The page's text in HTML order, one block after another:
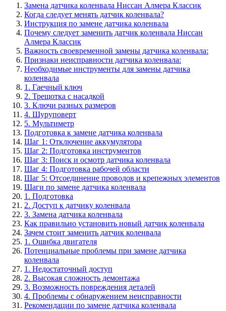
Замена датчика коленвала Ниссан Алмера Классик
Когда следует менять датчик коленвала?
Инструкция по замене датчика коленвала
Почему следует заменить датчик коленвала Ниссан
Алмера Классик
Важность своевременной замены датчика коленвала:
Признаки неисправности датчика коленвала:
Необходимые инструменты для замены датчика
коленвала
1. Гаечный ключ
2. Трещотка с насадкой
3. Ключи разных размеров
4. Шуруповерт
5. Мультиметр
Подготовка к замене датчика коленвала
Шаг 1: Отключение аккумулятора
Шаг 2: Подготовка инструментов
Шаг 3: Поиск и осмотр датчика коленвала
Шаг 4: Подготовка рабочей области
Шаг 5: Отсоединение проводов и крепежных элементов
Шаги по замене датчика коленвала
1. Подготовка
2. Доступ к датчику коленвала
3. Замена датчика коленвала
Как правильно установить новый датчик коленвала
Зачем стоит заменить датчик коленвала
1. Ошибка двигателя
Потенциальные проблемы при замене датчика
коленвала
1. Недостаточный доступ
2. Высокая сложность демонтажа
3. Возможность повреждения деталей
4. Проблемы с обнаружением неисправности
Рекомендации по замене датчика коленвала